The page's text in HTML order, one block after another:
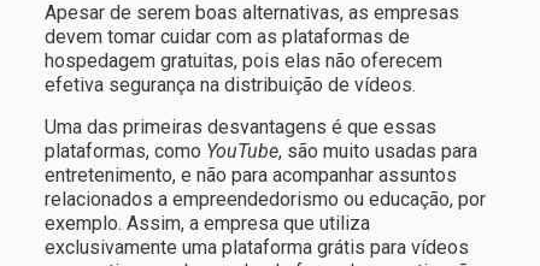
Apesar de serem boas alternativas, as empresas
devem tomar cuidar com as plataformas de
hospedagem gratuitas, pois elas não oferecem
efetiva segurança na distribuição de vídeos.
Uma das primeiras desvantagens é que essas
plataformas, como YouTube, são muito usadas para
entretenimento, e não para acompanhar assuntos
relacionados a empreendedorismo ou educação, por
exemplo. Assim, a empresa que utiliza
exclusivamente uma plataforma grátis para vídeos